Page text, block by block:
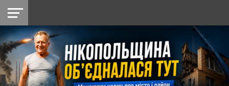
НІКОПОЛЬ
РАЙОН
СІЧЕСЛАВСЬКА
УКРАЇНА
РЕТРО
НІКОПОЛЬ
ЛАЙТ
УКРАЇНА
ДОПОМОГА
РАДІО